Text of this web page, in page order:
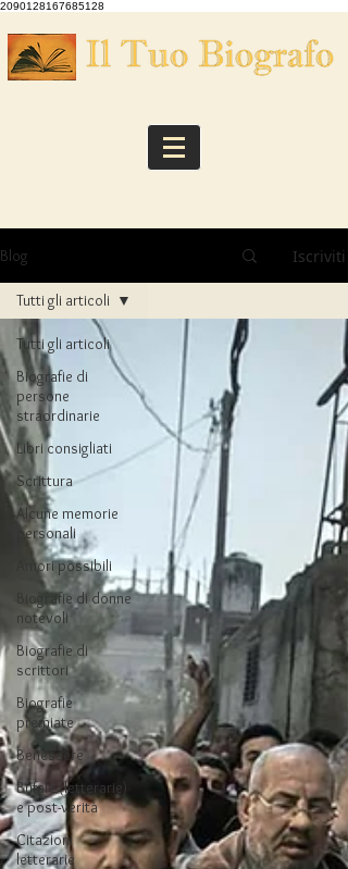
2090128167685128
Blog Iscriviti
Tutti gli articoli
Biografie di
persone
straordinarie
Libri consigliati
Scrittura
Alcune memorie
personali
Amori possibili
Biografie di donne
notevoli
Biografie di
scrittori
Biografie
premiate
Benessere
Bufale (letterarie)
e post-verità
Citazioni
letterarie
Tutti gli articoli